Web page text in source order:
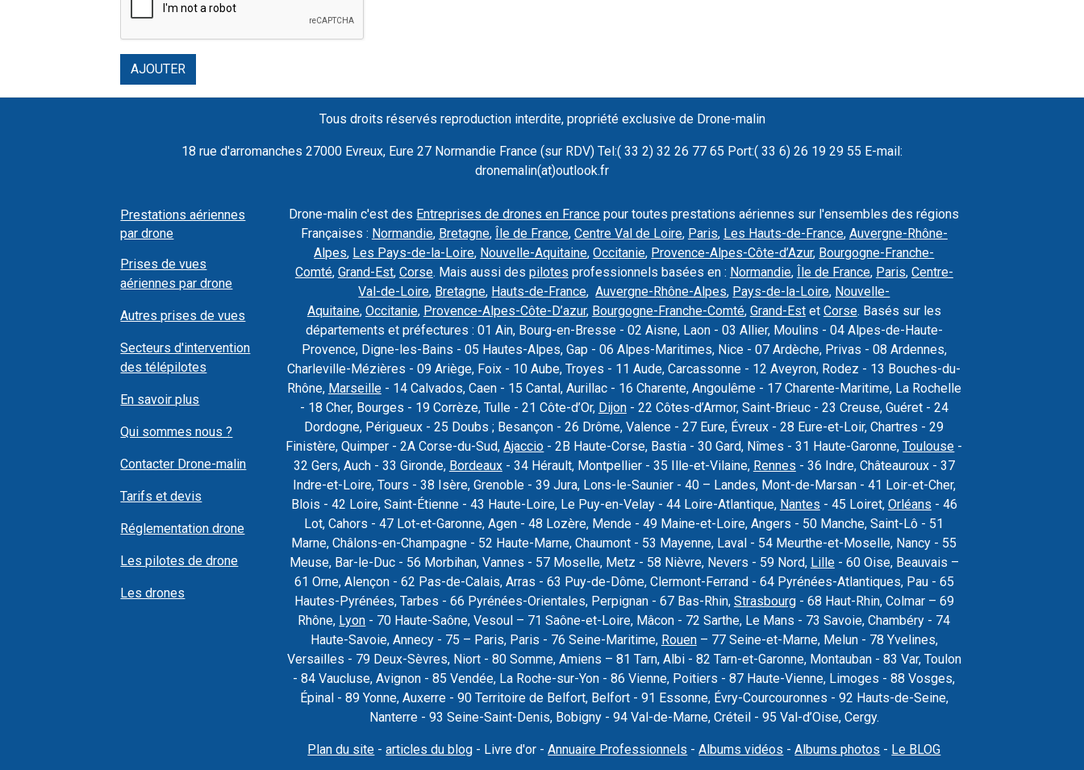
AJOUTER
Tous droits réservés reproduction interdite, propriété exclusive de Drone-malin
18 rue d'arromanches 27000 Evreux, Eure 27 Normandie France (sur RDV) Tel:( 33 2) 32 26 77 65 Port:( 33 6) 26 19 29 55 E-mail:
dronemalin(at)outlook.fr
Prestations aériennes
par drone
Prises de vues
aériennes par drone
Autres prises de vues
Secteurs d'intervention
des télépilotes
En savoir plus
Qui sommes nous ?
Contacter Drone-malin
Tarifs et devis
Réglementation drone
Les pilotes de drone
Les drones
Drone-malin c'est des Entreprises de drones en France pour toutes prestations aériennes sur l'ensembles des régions
Françaises : Normandie, Bretagne, Île de France, Centre Val de Loire, Paris, Les Hauts-de-France, Auvergne-Rhône-
Alpes, Les Pays-de-la-Loire, Nouvelle-Aquitaine,Occitanie, Provence-Alpes-Côte-d’Azur, Bourgogne-Franche-
Comté, Grand-Est, Corse. Mais aussi des pilotes professionnels basées en : Normandie, Île de France, Paris, Centre-
Val-de-Loire, Bretagne, Hauts-de-France,Auvergne-Rhône-Alpes, Pays-de-la-Loire, Nouvelle-
Aquitaine, Occitanie, Provence-Alpes-Côte-D’azur, Bourgogne-Franche-Comté, Grand-Estet Corse. Basés sur les
départements et préfectures : 01 Ain, Bourg-en-Bresse - 02 Aisne, Laon - 03 Allier, Moulins - 04 Alpes-de-Haute-
Provence, Digne-les-Bains - 05 Hautes-Alpes, Gap - 06 Alpes-Maritimes, Nice - 07 Ardèche, Privas - 08 Ardennes,
Charleville-Mézières - 09 Ariège, Foix - 10 Aube, Troyes - 11 Aude, Carcassonne - 12 Aveyron, Rodez - 13 Bouches-du-
Rhône, Marseille- 14 Calvados, Caen - 15 Cantal, Aurillac - 16 Charente, Angoulême - 17 Charente-Maritime, La Rochelle
- 18 Cher, Bourges - 19 Corrèze, Tulle - 21 Côte-d’Or, Dijon- 22 Côtes-d’Armor, Saint-Brieuc - 23 Creuse, Guéret - 24
Dordogne, Périgueux - 25 Doubs ; Besançon - 26 Drôme, Valence - 27 Eure, Évreux - 28 Eure-et-Loir, Chartres - 29
Finistère, Quimper - 2A Corse-du-Sud,Ajaccio - 2B Haute-Corse, Bastia - 30 Gard, Nîmes - 31 Haute-Garonne,Toulouse -
32 Gers, Auch - 33 Gironde, Bordeaux- 34 Hérault, Montpellier - 35 Ille-et-Vilaine, Rennes - 36 Indre, Châteauroux - 37
Indre-et-Loire, Tours - 38 Isère, Grenoble - 39 Jura, Lons-le-Saunier - 40 – Landes, Mont-de-Marsan - 41 Loir-et-Cher,
Blois - 42 Loire, Saint-Étienne - 43 Haute-Loire, Le Puy-en-Velay - 44 Loire-Atlantique, Nantes - 45 Loiret, Orléans - 46
Lot, Cahors - 47 Lot-et-Garonne, Agen - 48 Lozère, Mende - 49 Maine-et-Loire, Angers - 50 Manche, Saint-Lô - 51
Marne, Châlons-en-Champagne - 52 Haute-Marne, Chaumont - 53 Mayenne, Laval - 54 Meurthe-et-Moselle, Nancy - 55
Meuse, Bar-le-Duc - 56 Morbihan, Vannes - 57 Moselle, Metz - 58 Nièvre, Nevers - 59 Nord, Lille- 60 Oise, Beauvais –
61 Orne, Alençon - 62 Pas-de-Calais, Arras - 63 Puy-de-Dôme, Clermont-Ferrand - 64 Pyrénées-Atlantiques, Pau - 65
Hautes-Pyrénées, Tarbes - 66 Pyrénées-Orientales, Perpignan - 67 Bas-Rhin, Strasbourg- 68 Haut-Rhin, Colmar – 69
Rhône, Lyon - 70 Haute-Saône, Vesoul – 71 Saône-et-Loire, Mâcon - 72 Sarthe, Le Mans - 73 Savoie, Chambéry - 74
Haute-Savoie, Annecy - 75 – Paris, Paris - 76 Seine-Maritime, Rouen– 77 Seine-et-Marne, Melun - 78 Yvelines,
Versailles - 79 Deux-Sèvres, Niort - 80 Somme, Amiens – 81 Tarn, Albi - 82 Tarn-et-Garonne, Montauban - 83 Var, Toulon
- 84 Vaucluse, Avignon - 85 Vendée, La Roche-sur-Yon - 86 Vienne, Poitiers - 87 Haute-Vienne, Limoges - 88 Vosges,
Épinal - 89 Yonne, Auxerre - 90 Territoire de Belfort, Belfort - 91 Essonne, Évry-Courcouronnes - 92 Hauts-de-Seine,
Nanterre - 93 Seine-Saint-Denis, Bobigny - 94 Val-de-Marne, Créteil - 95 Val-d’Oise, Cergy.
Plan du site -articles du blog - Livre d'or -Annuaire Professionnels -Albums vidéos -Albums photos - Le BLOG